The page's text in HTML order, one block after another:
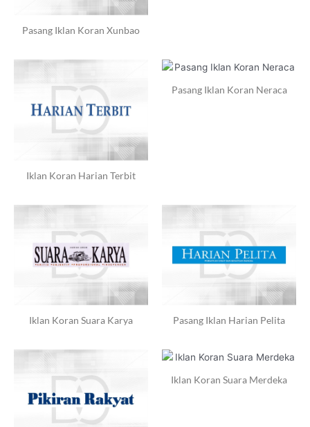
Pasang Iklan Koran Xunbao
Iklan Koran Harian Terbit
Pasang Iklan Koran Neraca
Iklan Koran Suara Karya Pasang Iklan Harian Pelita
Iklan Koran Suara Merdeka